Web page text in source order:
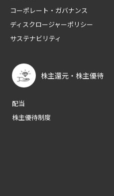
コーポレート・ガバナンス
ディスクロージャーポリシー
サステナビリティ
株主還元・株主優待
配当
株主優待制度